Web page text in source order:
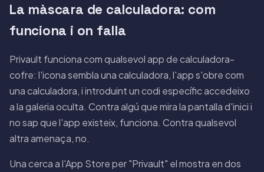
La màscara de calculadora: com
funciona i on falla
Privault funciona com qualsevol app de calculadora-
cofre: l'icona sembla una calculadora, l'app s'obre com
una calculadora, i introduint un codi específic accedeixo
a la galeria oculta. Contra algú que mira la pantalla d'inici i
no sap que l'app existeix, funciona. Contra qualsevol
altra amenaça, no.
Una cerca a l'App Store per "Privault" el mostra en dos